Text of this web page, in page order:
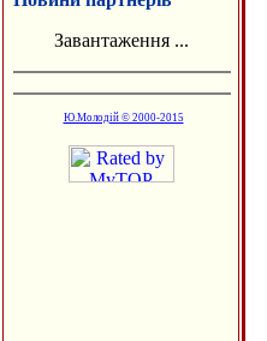
Завантаження ...
Ю.Молодій © 2000-2015